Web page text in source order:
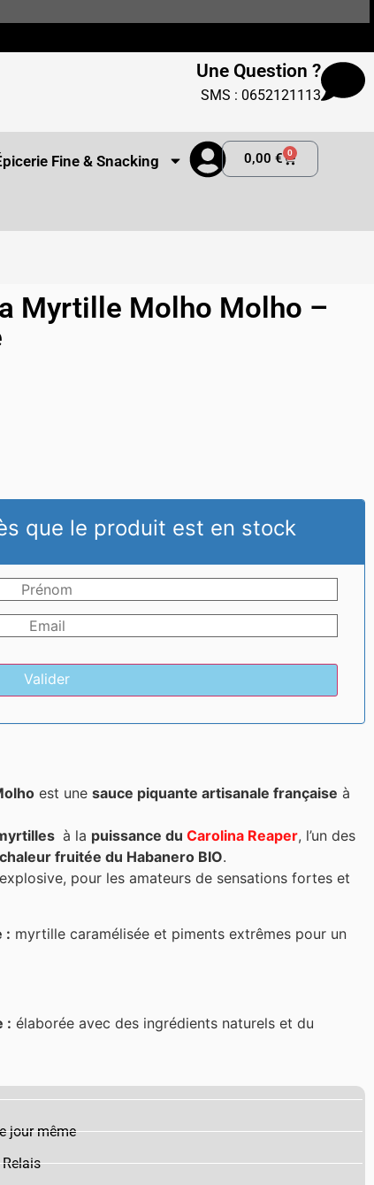
Une Question ?
SMS : 0652121113
Fine & Snacking 0,00€ 0
Myrtille Molho Molho –
que le produit est en stock
Valider
est une sauce piquante artisanale française à
à la puissance du Carolina Reaper, l’un des
chaleur fruitée du Habanero BIO.
pour les amateurs de sensations fortes et
: myrtille caramélisée et piments extrêmes pour un
: élaborée avec des ingrédients naturels et du
jour même